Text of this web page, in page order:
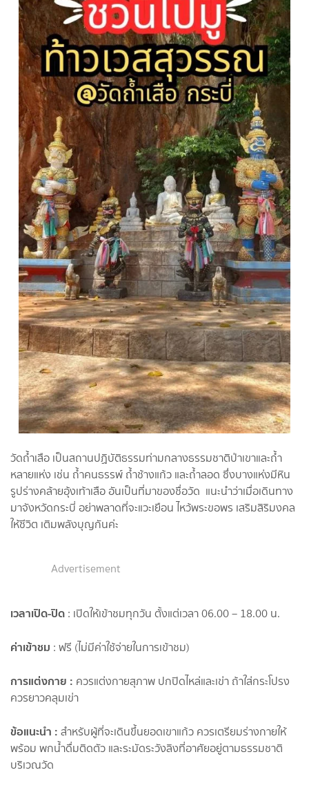
วัดถ้ำเสือ เป็นสถานปฏิบัติธรรมท่ามกลางธรรมชาติป่าเขาและถ้ำ
หลายแห่ง เช่น ถ้ำคนธรรพ์ ถ้ำช้างแก้ว และถ้ำลอด ซึ่งบางแห่งมีหิน
รูปร่างคล้ายอุ้งเท้าเสือ อันเป็นที่มาของชื่อวัด แนะนำว่าเมื่อเดินทาง
มาจังหวัดกระบี่ อย่าพลาดที่จะแวะเยือน ไหว้พระขอพร เสริมสิริมงคล
ให้ชีวิต เติมพลังบุญกันค่ะ
Advertisement
เวลาเปิด-ปิด : เปิดให้เข้าชมทุกวัน ตั้งแต่เวลา 06.00 – 18.00 น.
ค่าเข้าชม : ฟรี (ไม่มีค่าใช้จ่ายในการเข้าชม)
การแต่งกาย : ควรแต่งกายสุภาพ ปกปิดไหล่และเข่า ถ้าใส่กระโปรง
ควรยาวคลุมเข่า
ข้อแนะนำ : สำหรับผู้ที่จะเดินขึ้นยอดเขาแก้ว ควรเตรียมร่างกายให้
พร้อม พกน้ำดื่มติดตัว และระมัดระวังลิงที่อาศัยอยู่ตามธรรมชาติ
บริเวณวัด